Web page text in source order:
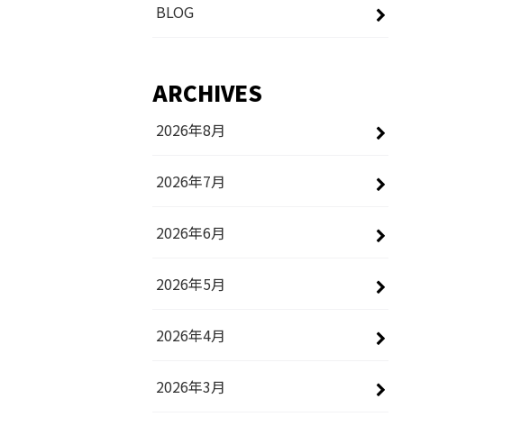
BLOG
ARCHIVES
2026年8月
2026年7月
2026年6月
2026年5月
2026年4月
2026年3月